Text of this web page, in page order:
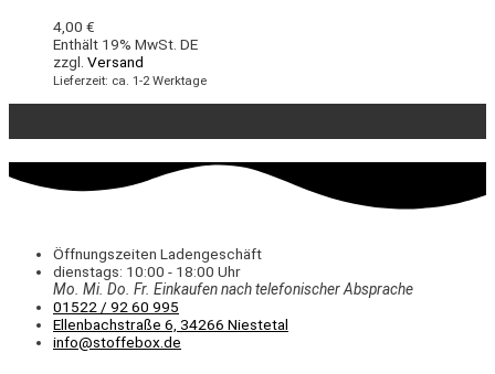
4,00 €
Enthält 19% MwSt. DE
zzgl. Versand
Lieferzeit: ca. 1-2 Werktage
Öffnungszeiten Ladengeschäft
dienstags: 10:00 - 18:00 Uhr
Mo. Mi. Do. Fr. Einkaufennach telefonischer Absprache
01522 / 92 60 995
Ellenbachstraße 6, 34266 Niestetal
info@stoffebox.de